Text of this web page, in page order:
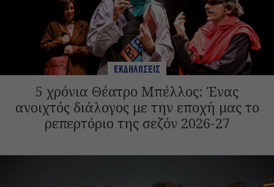
ΕΚΔΗΛΩΣΕΙΣ
5 χρόνια Θέατρο Μπέλλος: Ένας
ανοιχτός διάλογος με την εποχή μας το
ρεπερτόριο της σεζόν 2026-27